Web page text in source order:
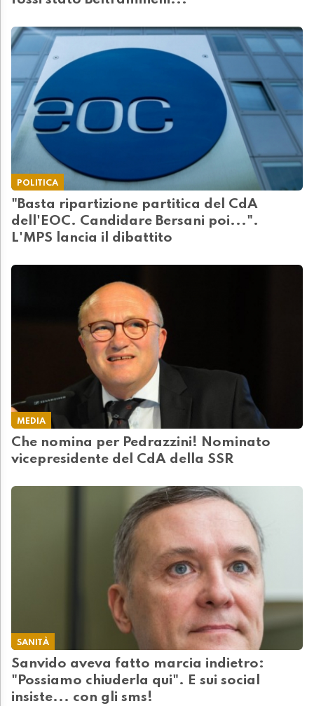
POLITICA
"Basta ripartizione partitica del CdA
dell'EOC. Candidare Bersani poi...".
L'MPS lancia il dibattito
MEDIA
Che nomina per Pedrazzini! Nominato
vicepresidente del CdA della SSR
SANITÀ
Sanvido aveva fatto marcia indietro:
"Possiamo chiuderla qui". E sui social
insiste... con gli sms!